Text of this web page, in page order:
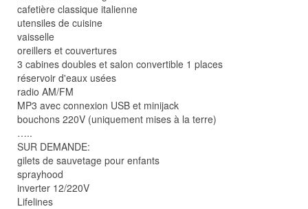
cafetière classique italienne
utensiles de cuisine
vaisselle
oreillers et couvertures
3 cabines doubles et salon convertible 1 places
réservoir d'eaux usées
radio AM/FM
MP3 avec connexion USB et minijack
bouchons 220V (uniquement mises à la terre)
…..
SUR DEMANDE:
gilets de sauvetage pour enfants
sprayhood
inverter 12/220V
Lifelines